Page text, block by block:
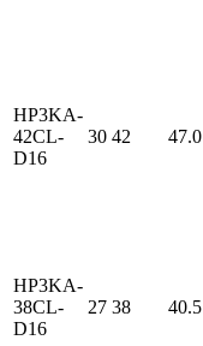
HP3KA-
42CL-
D16
30 42 47.0
HP3KA-
38CL-
D16
27 38 40.5